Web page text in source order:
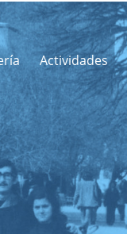
Actividades